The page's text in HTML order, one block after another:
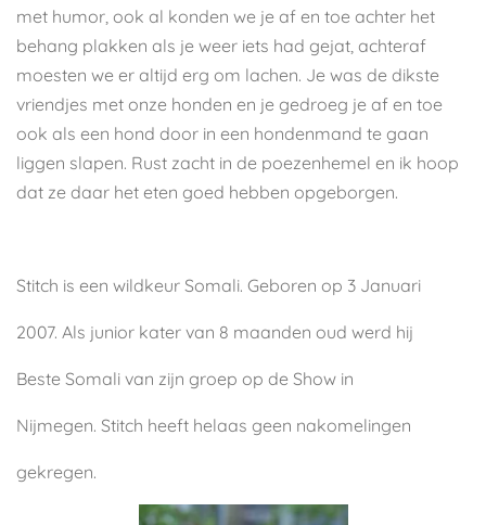
met humor, ook al konden we je af en toe achter het
behang plakken als je weer iets had gejat, achteraf
moesten we er altijd erg om lachen. Je was de dikste
vriendjes met onze honden en je gedroeg je af en toe
ook als een hond door in een hondenmand te gaan
liggen slapen. Rust zacht in de poezenhemel en ik hoop
dat ze daar het eten goed hebben opgeborgen.
Stitch is een wildkeur Somali. Geboren op 3 Januari
2007. Als junior kater van 8 maanden oud werd hij
Beste Somali van zijn groep op de Show in
Nijmegen. Stitch heeft helaas geen nakomelingen
gekregen.